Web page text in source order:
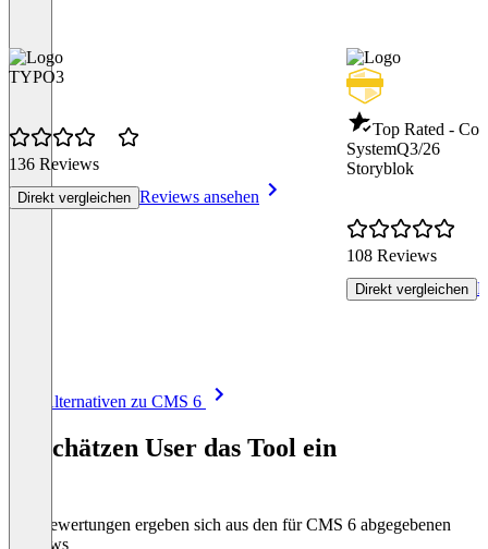
TYPO3
136 Reviews
Direkt vergleichen Reviews ansehen
Top Rated -
SystemQ3/26
Storyblok
108 Reviews
Direkt vergleichen
Alle Alternativen zu CMS 6
So schätzen User das Tool ein
Die Bewertungen ergeben sich aus den für CMS 6 abgegebenen
Reviews